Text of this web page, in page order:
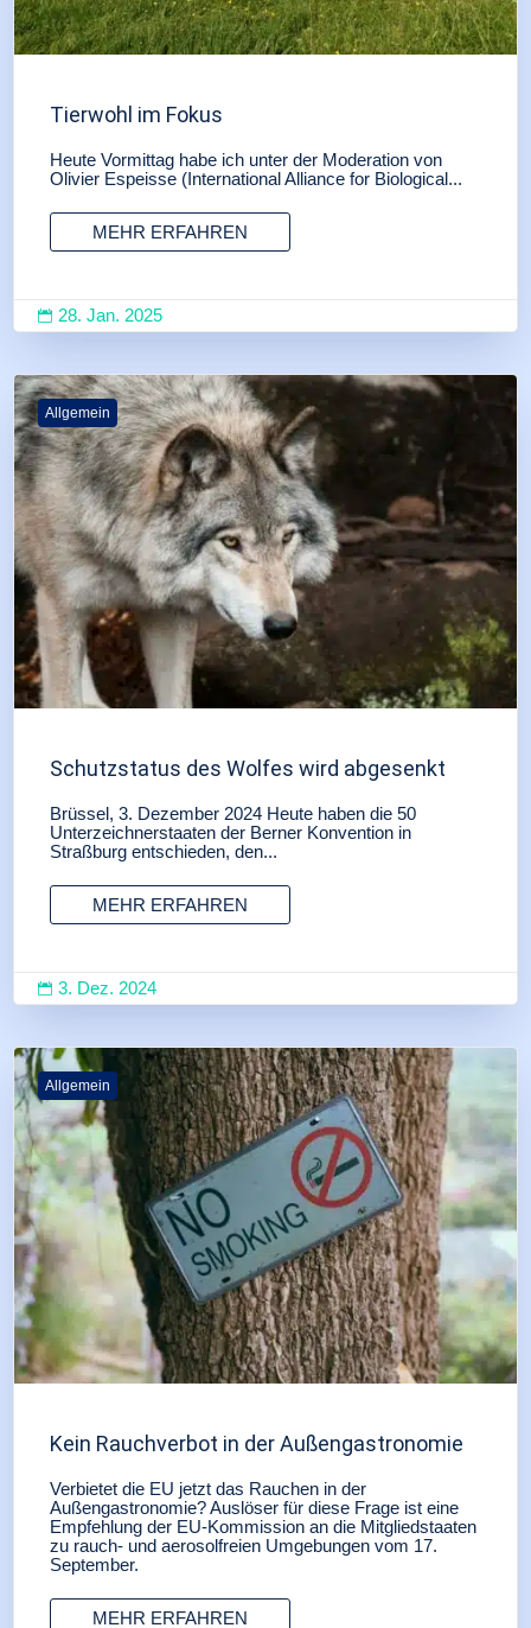
Tierwohl im Fokus
Heute Vormittag habe ich unter der Moderation von
Olivier Espeisse (International Alliance for Biological...
MEHR ERFAHREN
 28. Jan. 2025
Allgemein
Schutzstatus des Wolfes wird abgesenkt
Brüssel, 3. Dezember 2024 Heute haben die 50
Unterzeichnerstaaten der Berner Konvention in
Straßburg entschieden, den...
MEHR ERFAHREN
 3. Dez. 2024
Allgemein
Kein Rauchverbot in der Außengastronomie
Verbietet die EU jetzt das Rauchen in der
Außengastronomie? Auslöser für diese Frage ist eine
Empfehlung der EU-Kommission an die Mitgliedstaaten
zu rauch- und aerosolfreien Umgebungen vom 17.
September.
MEHR ERFAHREN